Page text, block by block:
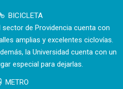
BICICLETA
sector de Providencia cuenta con
amplias y excelentes ciclovías.
la Universidad cuenta con un
especial para dejarlas.
METRO